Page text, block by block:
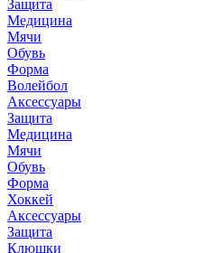
Защита
Медицина
Мячи
Обувь
Форма
Волейбол
Аксессуары
Защита
Медицина
Мячи
Обувь
Форма
Хоккей
Аксессуары
Защита
Клюшки